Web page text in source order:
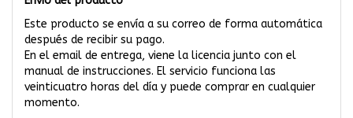
Este producto se envía a su correo de forma automática
después de recibir su pago.
En el email de entrega, viene la licencia junto con el
manual de instrucciones. El servicio funciona las
veinticuatro horas del día y puede comprar en cualquier
momento.